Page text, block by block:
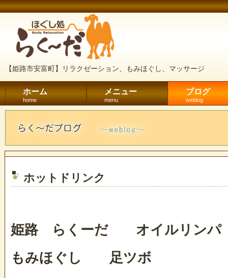
【姫路市安富町】リラクゼーション、もみほぐし、マッサージ
ホーム
home
メニュー
menu
ブログ
weblog
ホットドリンク
姫路 らくーだ オイルリンパ
もみほぐし 足ツボ